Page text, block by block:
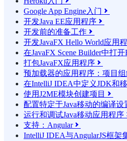
Google App Engine入门 
开发Java EE应用程序 
开发前的准备工作 
开发JavaFX Hello World应用
在JavaFX Scene Builder中打
打包JavaFX应用程序 
预加载器的应用程序：项目
在IntelliJ IDEA中定义JDK和
使用J2ME模块创建项目 
配置特定于Java移动的编译设
运行和调试Java移动应用程序
支持：Angular
IntelliJ IDEA与AngularJS框架